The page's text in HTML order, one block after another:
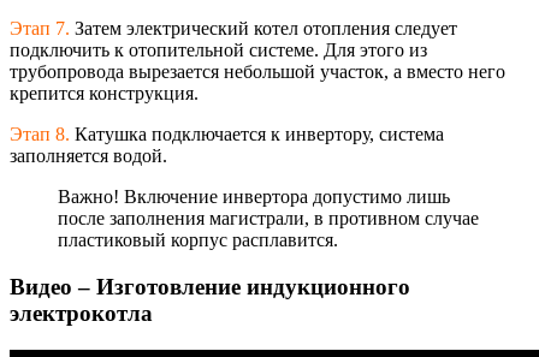
Этап 7. Затем электрический котел отопления следует
подключить к отопительной системе. Для этого из
трубопровода вырезается небольшой участок, а вместо него
крепится конструкция.
Этап 8. Катушка подключается к инвертору, система
заполняется водой.
Важно! Включение инвертора допустимо лишь
после заполнения магистрали, в противном случае
пластиковый корпус расплавится.
Видео – Изготовление индукционного
электрокотла